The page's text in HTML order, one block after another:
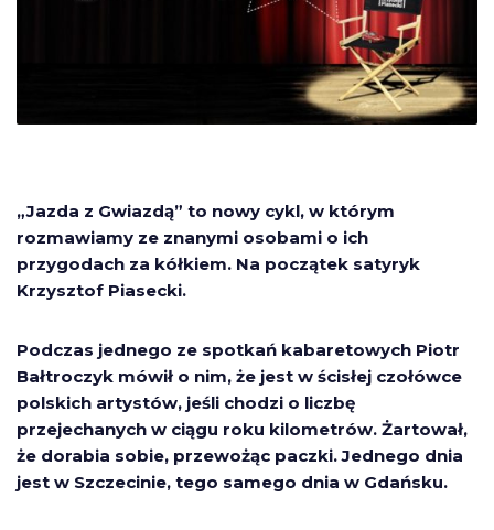
„Jazda z Gwiazdą” to nowy cykl, w którym
rozmawiamy ze znanymi osobami o ich
przygodach za kółkiem. Na początek satyryk
Krzysztof Piasecki.
Podczas jednego ze spotkań kabaretowych Piotr
Bałtroczyk mówił o nim, że jest w ścisłej czołówce
polskich artystów, jeśli chodzi o liczbę
przejechanych w ciągu roku kilometrów. Żartował,
że dorabia sobie, przewożąc paczki. Jednego dnia
jest w Szczecinie, tego samego dnia w Gdańsku.